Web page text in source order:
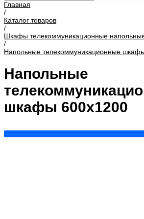
Главная
/
Каталог товаров
/
Шкафы телекоммуникационные
/
Напольные телекоммуникационные
Напольные
шкафы 600х1200